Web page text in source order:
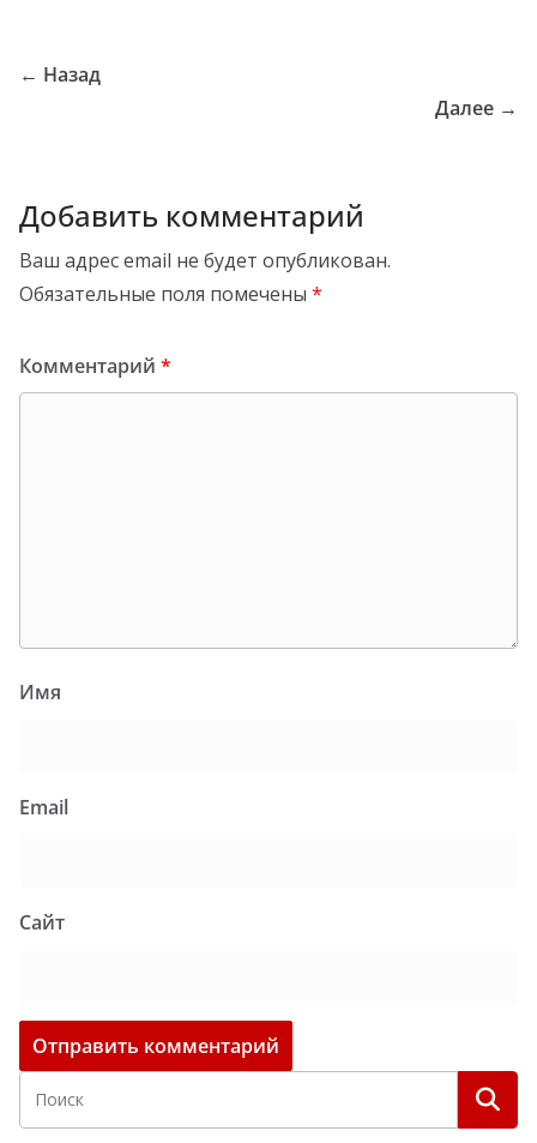
← Назад
Далее →
Добавить комментарий
Ваш адрес email не будет опубликован.
Обязательные поля помечены *
Комментарий *
Имя
Email
Сайт